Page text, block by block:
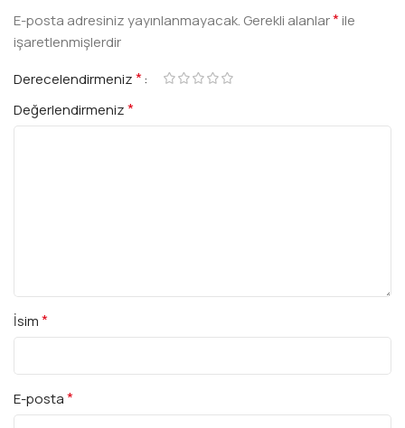
E-posta adresiniz yayınlanmayacak. Gerekli alanlar*ile
işaretlenmişlerdir
Derecelendirmeniz*
Değerlendirmeniz*
İsim*
E-posta*